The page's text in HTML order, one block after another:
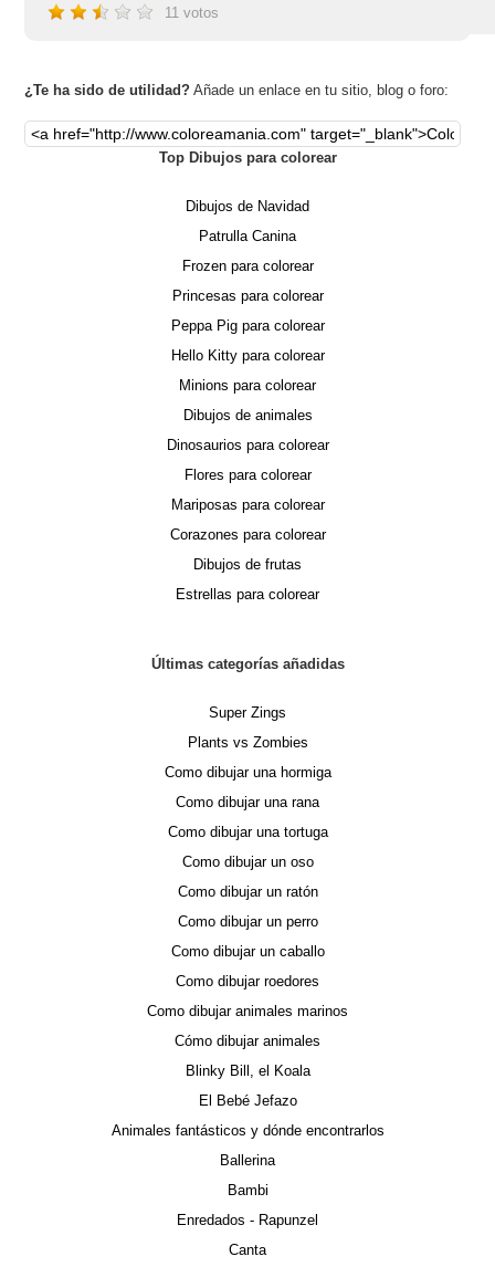
11 votos
¿Te ha sido de utilidad? Añade un enlace en tu sitio, blog o foro:
Top Dibujos para colorear
Dibujos de Navidad
Patrulla Canina
Frozen para colorear
Princesas para colorear
Peppa Pig para colorear
Hello Kitty para colorear
Minions para colorear
Dibujos de animales
Dinosaurios para colorear
Flores para colorear
Mariposas para colorear
Corazones para colorear
Dibujos de frutas
Estrellas para colorear
Últimas categorías añadidas
Super Zings
Plants vs Zombies
Como dibujar una hormiga
Como dibujar una rana
Como dibujar una tortuga
Como dibujar un oso
Como dibujar un ratón
Como dibujar un perro
Como dibujar un caballo
Como dibujar roedores
Como dibujar animales marinos
Cómo dibujar animales
Blinky Bill, el Koala
El Bebé Jefazo
Animales fantásticos y dónde encontrarlos
Ballerina
Bambi
Enredados - Rapunzel
Canta